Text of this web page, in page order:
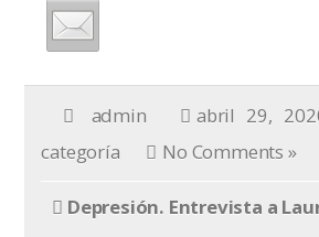
admin abril 29,
categoría
No Comments »
Depresión. Entrevista a